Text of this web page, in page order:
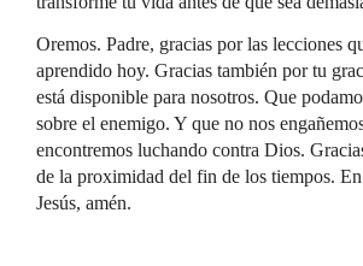
Oremos. Padre, gracias por las lecciones
aprendido hoy. Gracias también por tu
está disponible para nosotros. Que
sobre el enemigo. Y que no nos
encontremos luchando contra Dios.
de la proximidad del fin de los tiempos.
Jesús, amén.